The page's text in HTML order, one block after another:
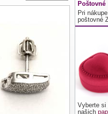
Poštovné
Pri
poštovné
Vyberte si
našich